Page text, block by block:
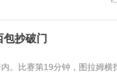
抄破门
。比赛第19分钟，图拉姆横